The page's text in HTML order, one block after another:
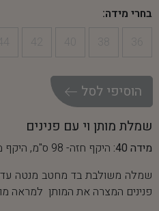
בחרי מידה:
הוסיפי לסל
שמלת מותן וי עם פנינים
מידה 40:
היקף חזה- 98 ס"מ, היקף מותן- 76 ס"מ
שמלה משולבת בד מחטב מנטה
פנינים המצרה את המותן למראה